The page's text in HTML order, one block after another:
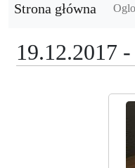
Strona główna
19.12.2017